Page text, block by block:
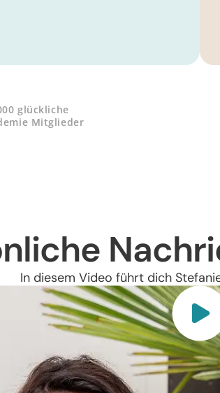
glückliche
Mitglieder
In diesem Video führt dich